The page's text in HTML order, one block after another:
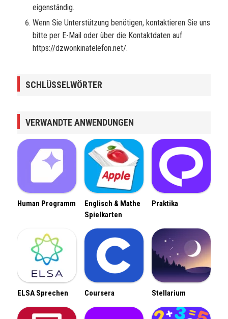
eigenständig.
Wenn Sie Unterstützung benötigen, kontaktieren Sie uns
bitte per E-Mail oder über die Kontaktdaten auf
https://dzwonkinatelefon.net/.
SCHLÜSSELWÖRTER
VERWANDTE ANWENDUNGEN
Human Programm
Englisch & Mathe
Spielkarten
Praktika
ELSA Sprechen Coursera Stellarium